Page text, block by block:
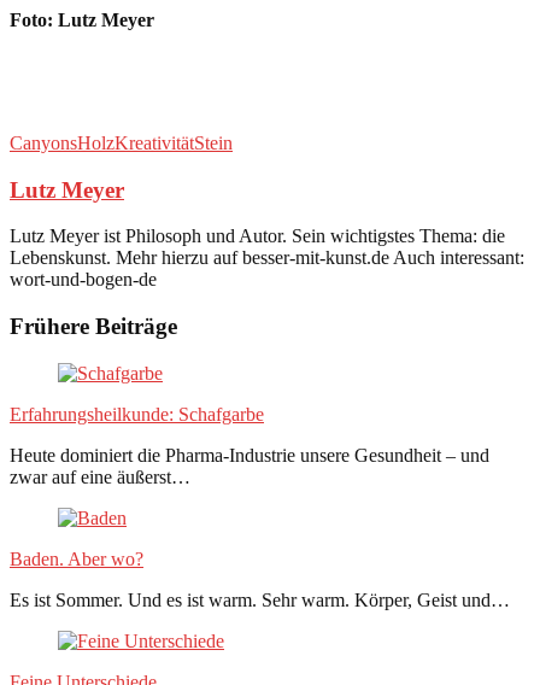
Foto: Lutz Meyer
CanyonsHolzKreativitätStein
Lutz Meyer
Lutz Meyer ist Philosoph und Autor. Sein wichtigstes Thema: die
Lebenskunst. Mehr hierzu auf besser-mit-kunst.de Auch interessant:
wort-und-bogen-de
Frühere Beiträge
Erfahrungsheilkunde: Schafgarbe
Heute dominiert die Pharma-Industrie unsere Gesundheit – und
zwar auf eine äußerst…
Baden. Aber wo?
Es ist Sommer. Und es ist warm. Sehr warm. Körper, Geist und…